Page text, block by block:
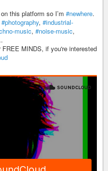
this platform so I’m #newhere.
#photography, #industrial-
music, #noise-music,
MINDS, if you're interested